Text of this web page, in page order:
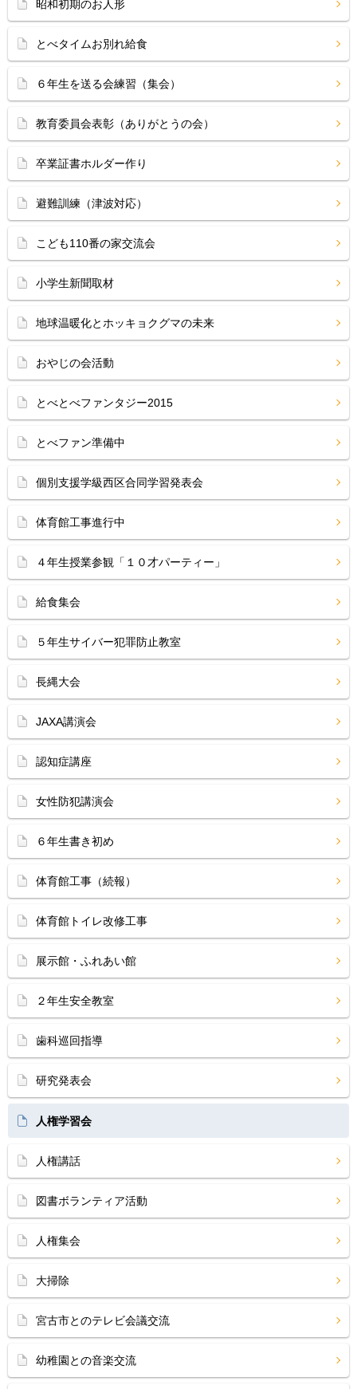
昭和初期のお人形
とべタイムお別れ給食
６年生を送る会練習（集会）
教育委員会表彰（ありがとうの会）
卒業証書ホルダー作り
避難訓練（津波対応）
こども110番の家交流会
小学生新聞取材
地球温暖化とホッキョクグマの未来
おやじの会活動
とべとべファンタジー2015
とべファン準備中
個別支援学級西区合同学習発表会
体育館工事進行中
４年生授業参観「１０才パーティー」
給食集会
５年生サイバー犯罪防止教室
長縄大会
JAXA講演会
認知症講座
女性防犯講演会
６年生書き初め
体育館工事（続報）
体育館トイレ改修工事
展示館・ふれあい館
２年生安全教室
歯科巡回指導
研究発表会
人権学習会
人権講話
図書ボランティア活動
人権集会
大掃除
宮古市とのテレビ会議交流
幼稚園との音楽交流